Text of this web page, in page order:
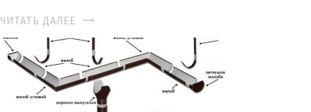
ЧИТАТЬ ДАЛЕЕ